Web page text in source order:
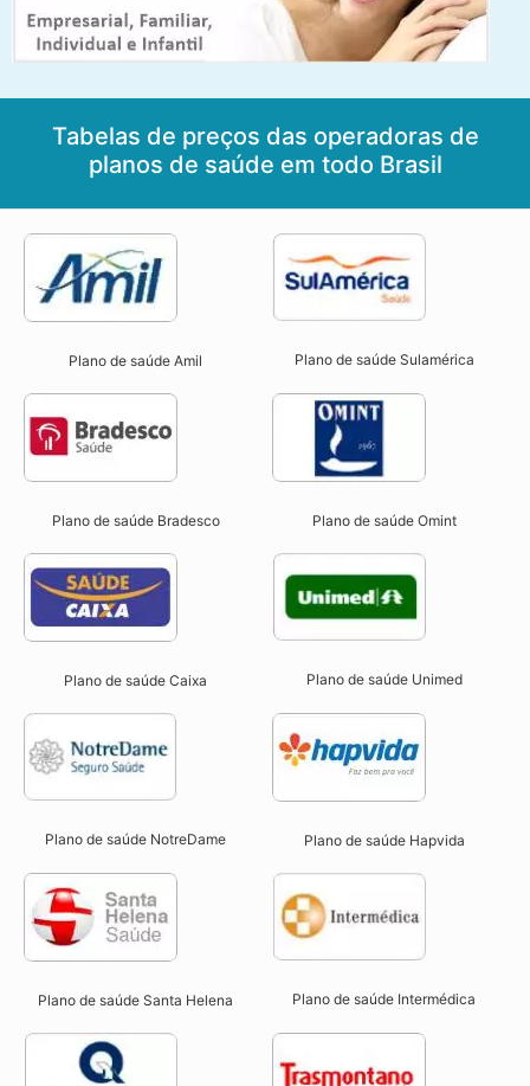
Tabelas de preços das operadoras de
planos de saúde em todo Brasil
Plano de saúde Amil Plano de saúde Sulamérica
Plano de saúde Bradesco Plano de saúde Omint
Plano de saúde Caixa Plano de saúde Unimed
Plano de saúde NotreDame Plano de saúde Hapvida
Plano de saúde Santa Helena Plano de saúde Intermédica